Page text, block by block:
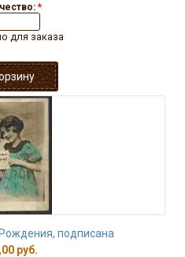
*
для заказа
подписана
руб.